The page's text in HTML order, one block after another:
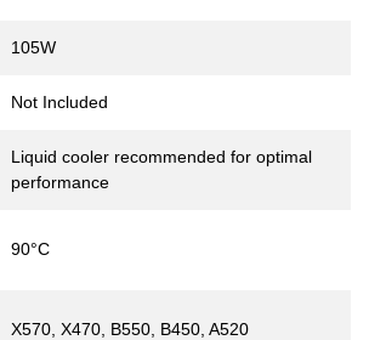
105W
Not Included
Liquid cooler recommended for optimal
performance
90°C
X570, X470, B550, B450, A520